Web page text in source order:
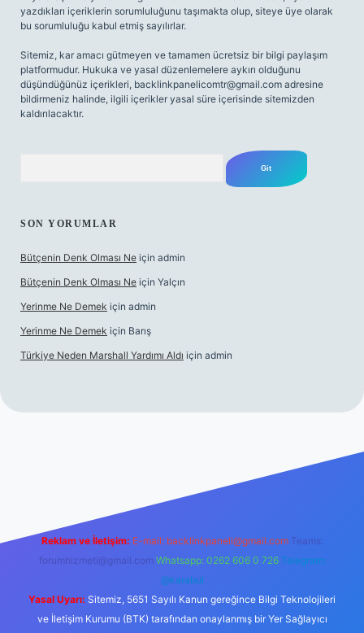
yazdıkları içeriklerin sorumluluğunu taşımakta olup, siteye üye olarak
bu sorumluluğu kabul etmiş sayılırlar.
Sitemiz, kar amacı gütmeyen ve tamamen ücretsiz bir bilgi paylaşım
platformudur. Hukuka ve yasal düzenlemelere aykırı olduğunu
düşündüğünüz içerikleri, backlinkpanelicomtr@gmail.com adresine
bildirmeniz halinde, ilgili içerikler yasal süre içerisinde sitemizden
kaldırılacaktır.
SON YORUMLAR
Bütçenin Denk Olması Ne için admin
Bütçenin Denk Olması Ne için Yalçın
Yerinme Ne Demek için admin
Yerinme Ne Demek için Barış
Türkiye Neden Marshall Yardımı Aldı için admin
hiltonbet yeni giriş
Reklam ve İletişim: E-mail: backlinkpaneli@gmail.com Teams:
forumhizmeti@gmail.com Whatsapp: 0262 606 0 726 Telegram:
@karabul
Yasal Uyarı: Sitemiz, 5651 Sayılı Kanun gereğince Bilgi Teknolojileri
ve İletişim Kurumu (BTK) tarafından onaylanmış bir Yer Sağlayıcı